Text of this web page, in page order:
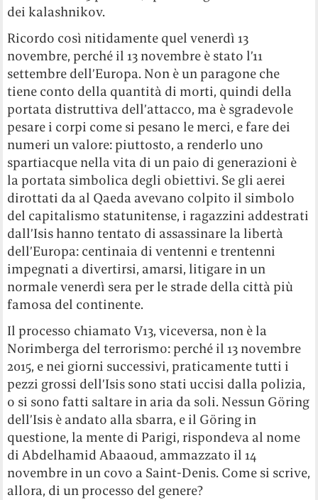
dei kalashnikov.
Ricordo così nitidamente quel venerdì 13
novembre, perché il 13 novembre è stato l’11
settembre dell’Europa. Non è un paragone che
tiene conto della quantità di morti, quindi della
portata distruttiva dell’attacco, ma è sgradevole
pesare i corpi come si pesano le merci, e fare dei
numeri un valore: piuttosto, a renderlo uno
spartiacque nella vita di un paio di generazioni è
la portata simbolica degli obiettivi. Se gli aerei
dirottati da al Qaeda avevano colpito il simbolo
del capitalismo statunitense, i ragazzini addestrati
dall’Isis hanno tentato di assassinare la libertà
dell’Europa: centinaia di ventenni e trentenni
impegnati a divertirsi, amarsi, litigare in un
normale venerdì sera per le strade della città più
famosa del continente.
Il processo chiamato V13, viceversa, non è la
Norimberga del terrorismo: perché il 13 novembre
2015, e nei giorni successivi, praticamente tutti i
pezzi grossi dell’Isis sono stati uccisi dalla polizia,
o si sono fatti saltare in aria da soli. Nessun Göring
dell’Isis è andato alla sbarra, e il Göring in
questione, la mente di Parigi, rispondeva al nome
di Abdelhamid Abaaoud, ammazzato il 14
novembre in un covo a Saint-Denis. Come si scrive,
allora, di un processo del genere?